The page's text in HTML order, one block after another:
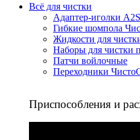
Всё для чистки
Адаптер-иголки
Гибкие шомпола
Жидкости для
Наборы для чистки
Патчи войлочные
Переходники
Приспособления и